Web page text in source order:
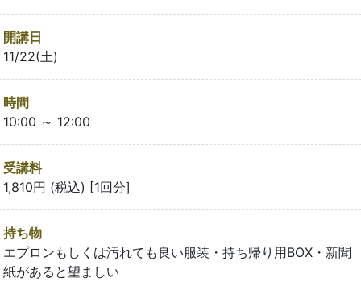
開講日
11/22(土)
時間
10:00 ～ 12:00
受講料
1,810円 (税込) [1回分]
持ち物
エプロンもしくは汚れても良い服装・持ち帰り用BOX・新聞
紙があると望ましい